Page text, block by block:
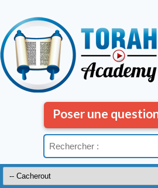
Poser une